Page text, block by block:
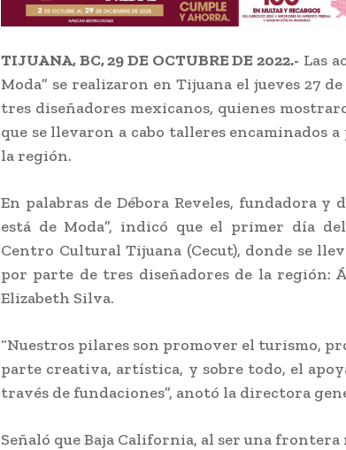
TIJUANA, BC, 29 DE OCTUBRE DE 2022.- Las
Moda” se realizaron en Tijuana el jueves 27
tres diseñadores mexicanos, quienes
que se llevaron a cabo talleres encaminados
la región.
En palabras de Débora Reveles, fundadora y
está de Moda”, indicó que el primer día
Centro Cultural Tijuana (Cecut), donde se
por parte de tres diseñadores de la región:
Elizabeth Silva.
“Nuestros pilares son promover el turismo,
parte creativa, artística, y sobre todo, el
través de fundaciones”, anotó la directora
Señaló que Baja California, al ser una